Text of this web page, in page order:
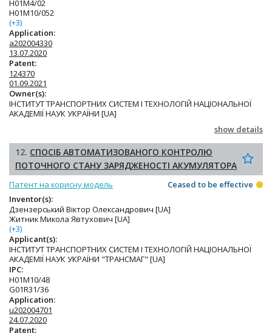
H01M4/02
H01M10/052
(+3)
Application:
a202004330
13.07.2020
Patent:
124370
01.09.2021
Owner(s):
ІНСТИТУТ ТРАНСПОРТНИХ СИСТЕМ І ТЕХНОЛОГІЙ НАЦІОНАЛЬНОЇ
АКАДЕМІЇ НАУК УКРАЇНИ [UA]
show details
12. СПОСІБ АВТОМАТИЗОВАНОГО КОНТРОЛЮ
ПОТОЧНОГО СТАНУ ЗАРЯДЖЕНОСТІ АКУМУЛЯТОРА
Патент на корисну модель
Ceased to be effective
Inventor(s):
Дзензерський Віктор Олександрович [UA]
Житник Микола Явтухович [UA]
(+3)
Applicant(s):
ІНСТИТУТ ТРАНСПОРТНИХ СИСТЕМ І ТЕХНОЛОГІЙ НАЦІОНАЛЬНОЇ
АКАДЕМІЇ НАУК УКРАЇНИ "ТРАНСМАГ" [UA]
IPC:
H01M10/48
G01R31/36
Application:
u202004701
24.07.2020
Patent: